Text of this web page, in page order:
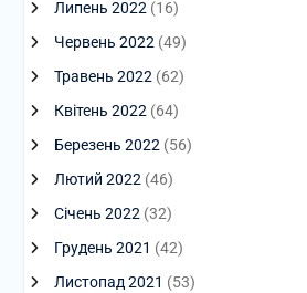
Липень 2022(16)
Червень 2022(49)
Травень 2022(62)
Квітень 2022(64)
Березень 2022(56)
Лютий 2022(46)
Січень 2022(32)
Грудень 2021 (42)
Листопад 2021 (53)